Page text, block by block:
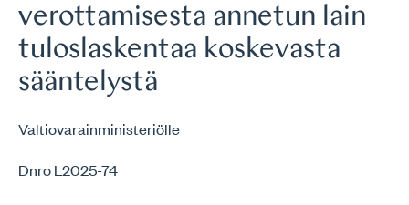
verottamisesta annetun lain
tuloslaskentaa koskevasta
sääntelystä
Valtiovarainministeriölle
Dnro L2025-74